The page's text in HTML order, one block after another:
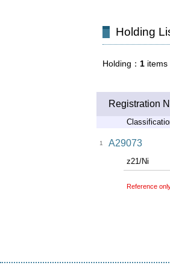
Holding
Holding 1 items
Registration
1 A29073
z21/Ni
Reference